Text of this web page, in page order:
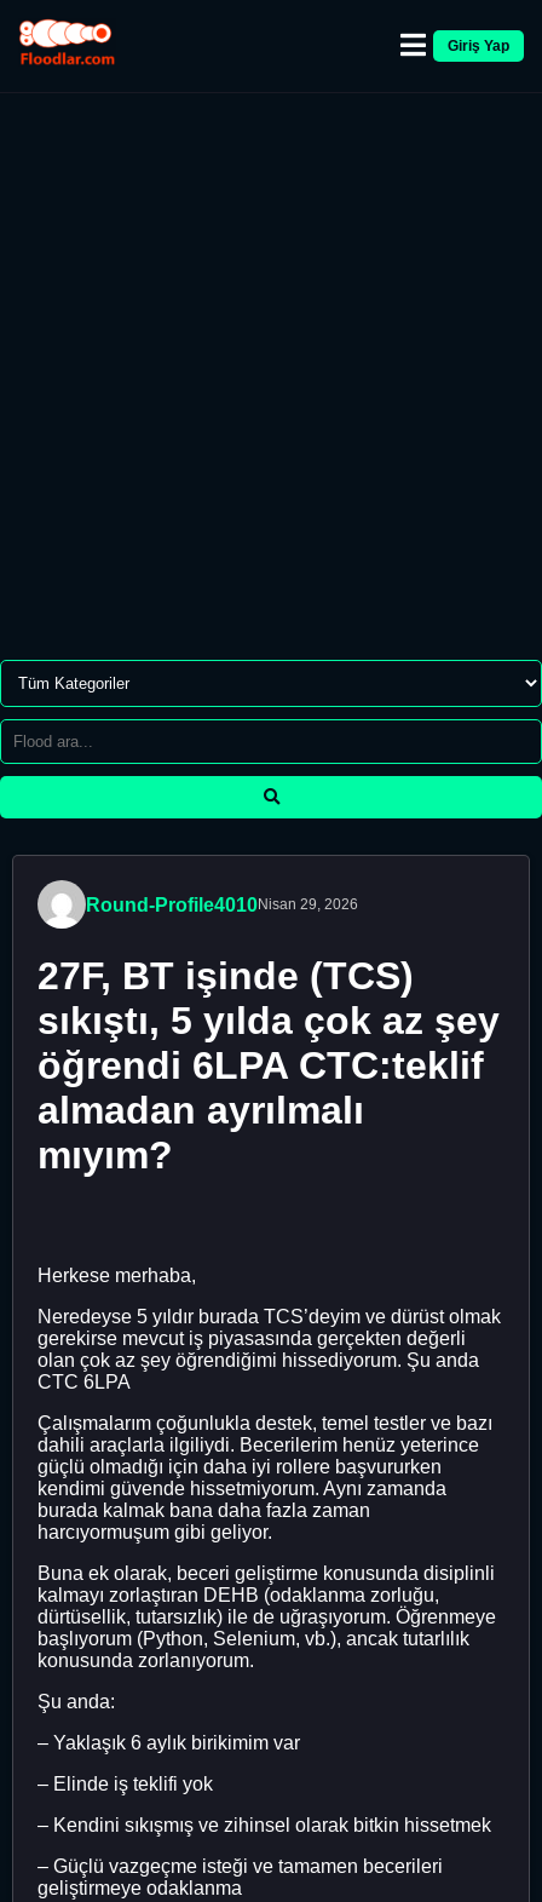
Giriş Yap
Round-Profile4010Nisan 29, 2026
27F, BT işinde (TCS)
sıkıştı, 5 yılda çok az şey
öğrendi 6LPA CTC:teklif
almadan ayrılmalı
mıyım?
Herkese merhaba,
Neredeyse 5 yıldır burada TCS’deyim ve dürüst olmak
gerekirse mevcut iş piyasasında gerçekten değerli
olan çok az şey öğrendiğimi hissediyorum. Şu anda
CTC 6LPA
Çalışmalarım çoğunlukla destek, temel testler ve bazı
dahili araçlarla ilgiliydi. Becerilerim henüz yeterince
güçlü olmadığı için daha iyi rollere başvururken
kendimi güvende hissetmiyorum. Aynı zamanda
burada kalmak bana daha fazla zaman
harcıyormuşum gibi geliyor.
Buna ek olarak, beceri geliştirme konusunda disiplinli
kalmayı zorlaştıran DEHB (odaklanma zorluğu,
dürtüsellik, tutarsızlık) ile de uğraşıyorum. Öğrenmeye
başlıyorum (Python, Selenium, vb.), ancak tutarlılık
konusunda zorlanıyorum.
Şu anda:
– Yaklaşık 6 aylık birikimim var
– Elinde iş teklifi yok
– Kendini sıkışmış ve zihinsel olarak bitkin hissetmek
– Güçlü vazgeçme isteği ve tamamen becerileri
geliştirmeye odaklanma